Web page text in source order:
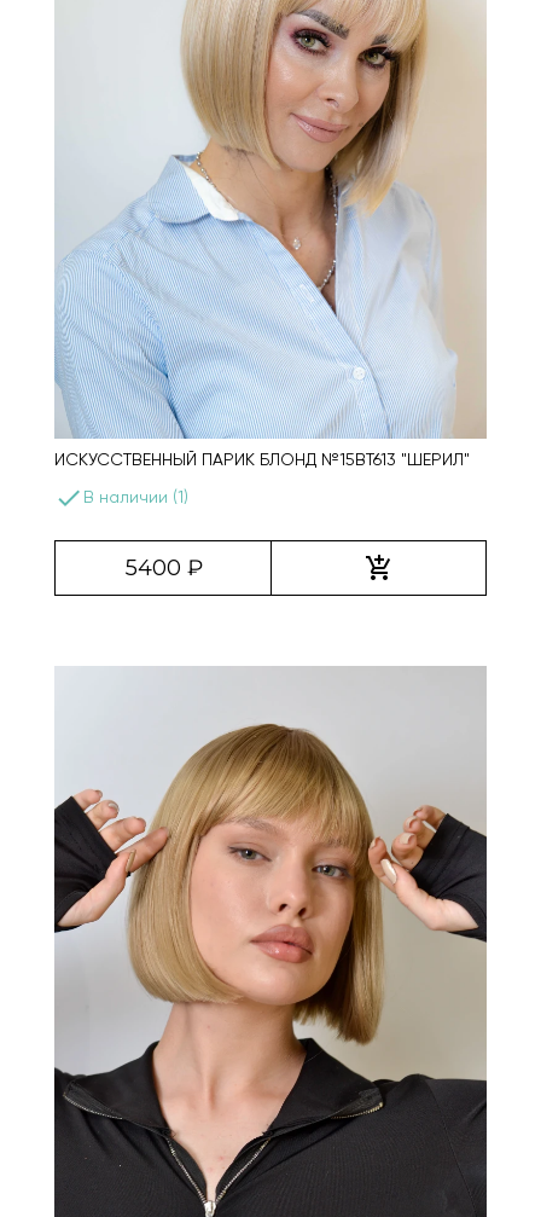
ИСКУССТВЕННЫЙ ПАРИК БЛОНД №15BT613 "ШЕРИЛ"
done В наличии (1)
5400 ₽ add_shopping_cart